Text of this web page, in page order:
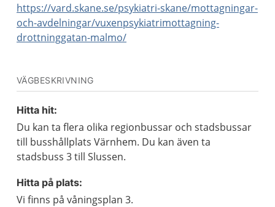
https://vard.skane.se/psykiatri-skane/mottagningar-
och-avdelningar/vuxenpsykiatrimottagning-
drottninggatan-malmo/
VÄGBESKRIVNING
Hitta hit:
Du kan ta flera olika regionbussar och stadsbussar
till busshållplats Värnhem. Du kan även ta
stadsbuss 3 till Slussen.
Hitta på plats:
Vi finns på våningsplan 3.